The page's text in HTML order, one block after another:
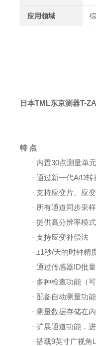
应用领域
日本TML东京测器T-
特 点
· 内置30点测量单
· 通过新一代A/D转
· 支持应变片、应
· 所有通道同步采
· 提供高分辨率模式
· 支持应变补偿法
· ±1秒/天的时钟精
· 通过传感器ID批
· 多种检查功能（
· 配备自动测量功
· 测量数据存储在
· 扩展通道功能，
· 搭载9英寸广视角